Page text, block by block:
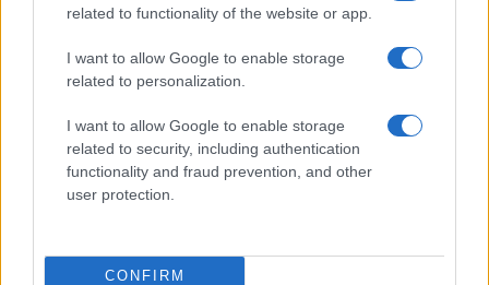
related to functionality of the website or app.
I want to allow Google to enable storage
related to personalization.
I want to allow Google to enable storage
related to security, including authentication
functionality and fraud prevention, and other
user protection.
CONFIRM
από 18.990 ευρώ
το 2028